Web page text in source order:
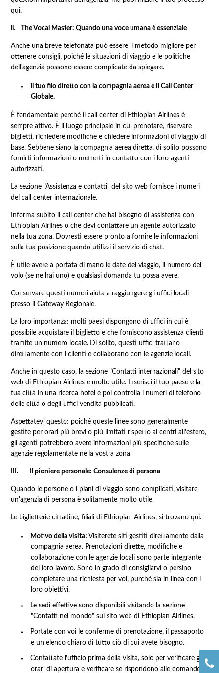
qui.
ll. The Vocal Master: Quando una voce umana è essenziale
Anche una breve telefonata può essere il metodo migliore per
ottenere consigli, poiché le situazioni di viaggio e le politiche
dell'agenzia possono essere complicate da spiegare.
Il tuo filo diretto con la compagnia aerea è il Call Center
Globale.
È fondamentale perché il call center di Ethiopian Airlines è
sempre attivo. È il luogo principale in cui prenotare, riservare
biglietti, richiedere modifiche e chiedere informazioni di viaggio di
base. Sebbene siano la compagnia aerea diretta, di solito possono
fornirti informazioni o metterti in contatto con i loro agenti
autorizzati.
La sezione "Assistenza e contatti" del sito web fornisce i numeri
del call center internazionale.
Informa subito il call center che hai bisogno di assistenza con
Ethiopian Airlines o che devi contattare un agente autorizzato
nella tua zona. Dovresti essere pronto a fornire le informazioni
sulla tua posizione quando utilizzi il servizio di chat.
È utile avere a portata di mano le date del viaggio, il numero del
volo (se ne hai uno) e qualsiasi domanda tu possa avere.
Conservare questi numeri aiuta a raggiungere gli uffici locali
presso il Gateway Regionale.
La loro importanza: molti paesi dispongono di uffici in cui è
possibile acquistare il biglietto e che forniscono assistenza clienti
tramite un numero locale. Di solito, questi uffici trattano
direttamente con i clienti e collaborano con le agenzie locali.
Anche in questo caso, la sezione "Contatti internazionali" del sito
web di Ethiopian Airlines è molto utile. Inserisci il tuo paese e la
tua città in una ricerca hotel e poi controlla i numeri di telefono
delle città o degli uffici vendita pubblicati.
Aspettatevi questo: poiché queste linee sono generalmente
gestite per orari più brevi o più limitati rispetto ai centri all'estero,
gli agenti potrebbero avere informazioni più specifiche sulle
agenzie regolamentate nella vostra zona.
III. Il pioniere personale: Consulenze di persona
Quando le persone o i piani di viaggio sono complicati, visitare
un'agenzia di persona è solitamente molto utile.
Le biglietterie cittadine, filiali di Ethiopian Airlines, si trovano qui:
Motivo della visita: Visiterete siti gestiti direttamente dalla
compagnia aerea. Prenotazioni dirette, modifiche e
collaborazione con le agenzie locali sono parte integrante
del loro lavoro. Sono in grado di consigliarvi o persino
completare una richiesta per voi, purché sia ​​in linea con i
loro obiettivi.
Le sedi effettive sono disponibili visitando la sezione
"Contatti nel mondo" sul sito web di Ethiopian Airlines.
Portate con voi le conferme di prenotazione, il passaporto
e un elenco chiaro di tutto ciò di cui avete bisogno.
Contattate l'ufficio prima della visita, solo per verificare gli
orari di apertura e verificare se rispondono alle domande